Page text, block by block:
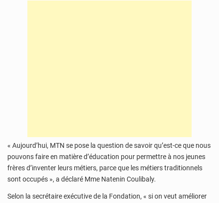
« Aujourd’hui, MTN se pose la question de savoir qu’est-ce que nous
pouvons faire en matière d’éducation pour permettre à nos jeunes
frères d’inventer leurs métiers, parce que les métiers traditionnels
sont occupés », a déclaré Mme Natenin Coulibaly.
Selon la secrétaire exécutive de la Fondation, « si on veut améliorer